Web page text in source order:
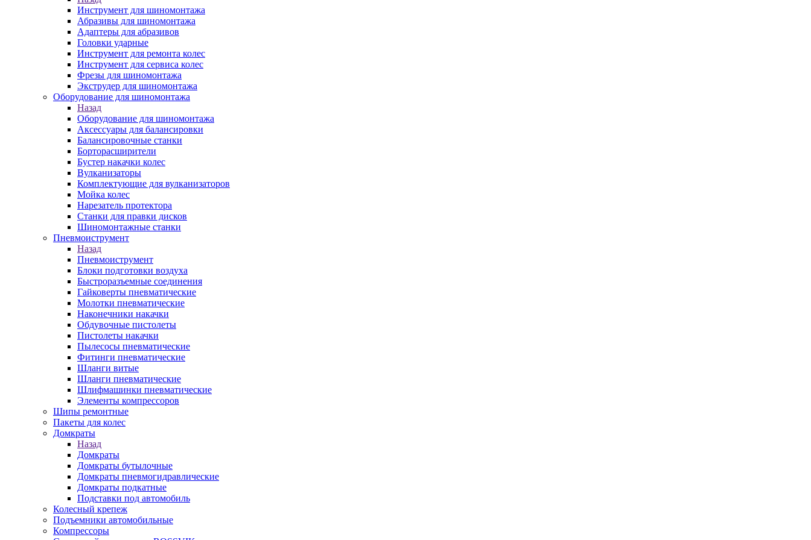
Инструмент для шиномонтажа
Абразивы для шиномонтажа
Адаптеры для абразивов
Головки ударные
Инструмент для ремонта колес
Инструмент для сервиса колес
Фрезы для шиномонтажа
Экструдер для шиномонтажа
Оборудование для шиномонтажа
Назад
Оборудование для шиномонтажа
Аксессуары для балансировки
Балансировочные станки
Борторасширители
Бустер накачки колес
Вулканизаторы
Комплектующие для вулканизаторов
Мойка колес
Нарезатель протектора
Станки для правки дисков
Шиномонтажные станки
Пневмоиструмент
Назад
Пневмоиструмент
Блоки подготовки воздуха
Быстроразъемные соединения
Гайковерты пневматические
Молотки пневматические
Наконечники накачки
Обдувочные пистолеты
Пистолеты накачки
Пылесосы пневматические
Фитинги пневматические
Шланги витые
Шланги пневматические
Шлифмашинки пневматические
Элементы компрессоров
Шипы ремонтные
Пакеты для колес
Домкраты
Назад
Домкраты
Домкраты бутылочные
Домкраты пневмогидравлические
Домкраты подкатные
Подставки под автомобиль
Колесный крепеж
Подъемники автомобильные
Компрессоры